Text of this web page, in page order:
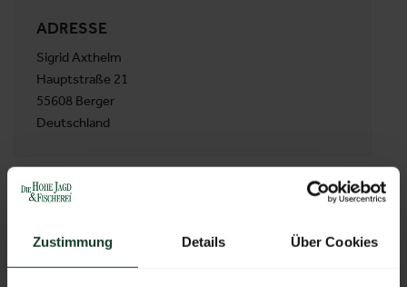
Zustimmung Details Über Cookies
ADRESSE
Sigrid Axthelm
Hauptstraße 21
55608 Berger
Deutschland
ZUR ÜBERSICHT